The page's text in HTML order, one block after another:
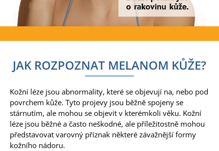
JAK ROZPOZNAT MELANOM KŮŽE?
Kožní léze jsou abnormality, které se objevují na, nebo pod
povrchem kůže. Tyto projevy jsou běžně spojeny se
stárnutím, ale mohou se objevit v kterémkoli věku. Kožní
léze jsou běžné a často neškodné, ale příležitostně mohou
představovat varovný příznak některé závažnější formy
kožního nádoru.